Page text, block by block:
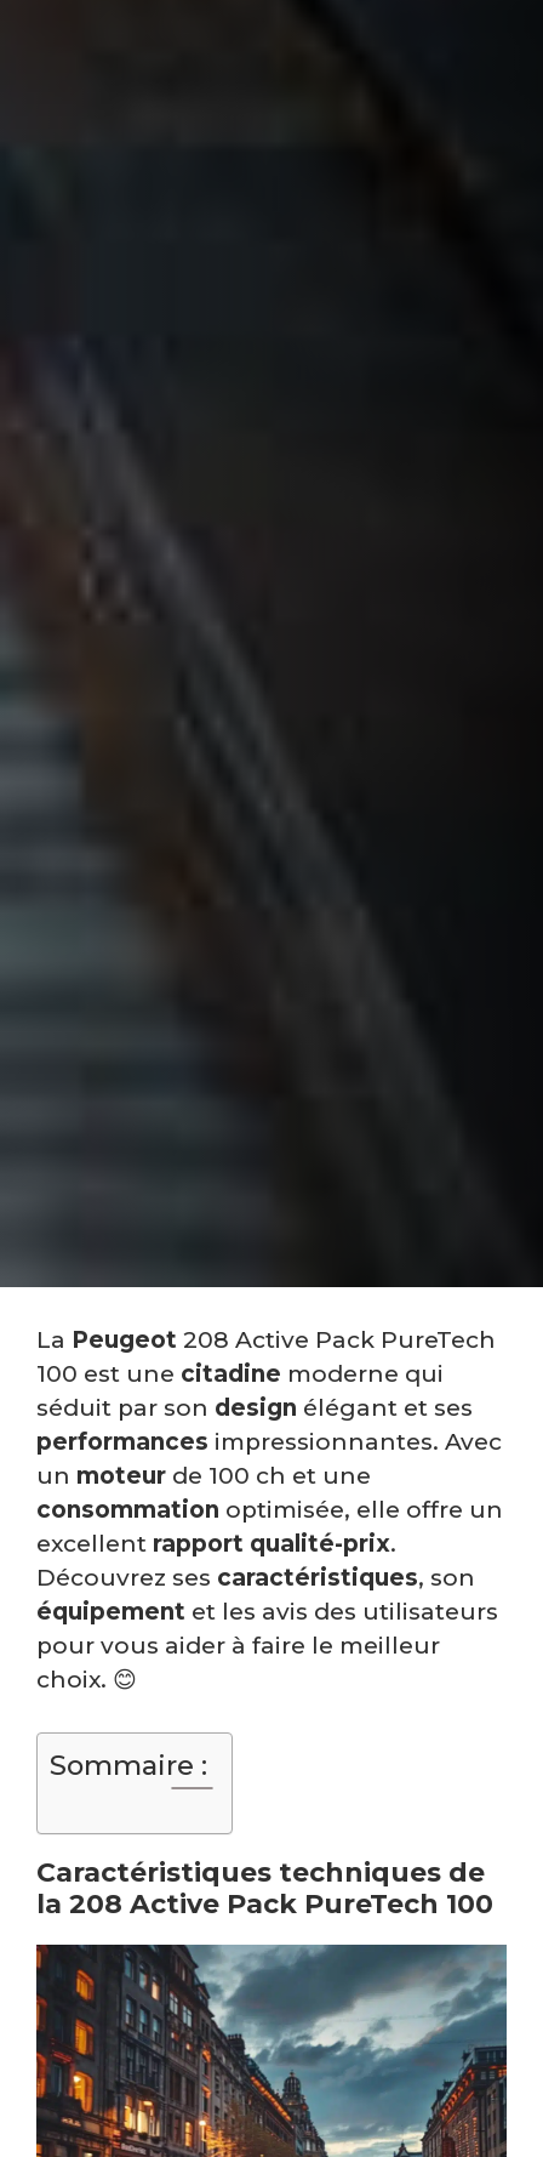
La Peugeot 208 Active Pack PureTech
100 est une citadine moderne qui
séduit par son design élégant et ses
performances impressionnantes. Avec
un moteur de 100 ch et une
consommation optimisée, elle offre un
excellent rapport qualité-prix.
Découvrez ses caractéristiques, son
équipement et les avis des utilisateurs
pour vous aider à faire le meilleur
choix. 😊
Sommaire :
Caractéristiques techniques de
la 208 Active Pack PureTech 100